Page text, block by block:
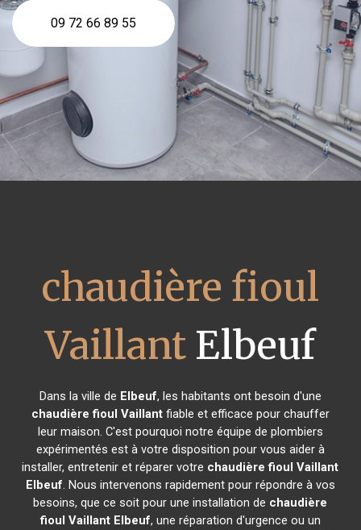
09 72 66 89 55
chaudière fioul
Vaillant Elbeuf
Dans la ville de Elbeuf, les habitants ont besoin d'une
chaudière fioul Vaillantfiable et efficace pour chauffer
leur maison. C'est pourquoi notre équipe de plombiers
expérimentés est à votre disposition pour vous aider à
installer, entretenir et réparer votre chaudière fioul Vaillant
Elbeuf. Nous intervenons rapidement pour répondre à vos
besoins, que ce soit pour une installation de chaudière
fioul Vaillant Elbeuf, une réparation d'urgence ou un